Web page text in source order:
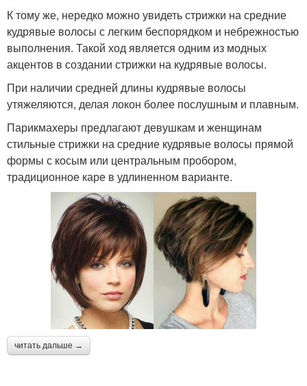
К тому же, нередко можно увидеть стрижки на средние
кудрявые волосы с легким беспорядком и небрежностью
выполнения. Такой ход является одним из модных
акцентов в создании стрижки на кудрявые волосы.
При наличии средней длины кудрявые волосы
утяжеляются, делая локон более послушным и плавным.
Парикмахеры предлагают девушкам и женщинам
стильные стрижки на средние кудрявые волосы прямой
формы с косым или центральным пробором,
традиционное каре в удлиненном варианте.
читать дальше →